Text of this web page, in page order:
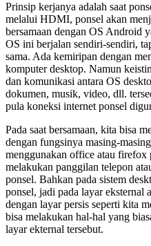
Prinsip kerjanya adalah saat
melalui HDMI, ponsel akan
bersamaan dengan OS Android
OS ini berjalan sendiri-sendiri,
sama. Ada kemiripan dengan
komputer desktop. Namun
dan komunikasi antara OS
dokumen, musik, video, dll.
pula koneksi internet ponsel
Pada saat bersamaan, kita bisa
dengan fungsinya masing-
menggunakan office atau firefox
melakukan panggilan telepon
ponsel. Bahkan pada sistem
ponsel, jadi pada layar eksternal
dengan layar persis seperti kita
bisa melakukan hal-hal yang
layar ekternal tersebut.